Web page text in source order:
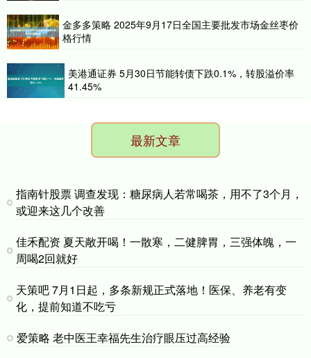
金多多策略 2025年9月17日全国主要批发市场金丝枣价
格行情
美港通证券 5月30日节能转债下跌0.1%，转股溢价率
41.45%
最新文章
指南针股票 调查发现：糖尿病人若常喝茶，用不了3个月，
或迎来这几个改善
佳禾配资 夏天敞开喝！一散寒，二健脾胃，三强体魄，一
周喝2回就好
天策吧 7月1日起，多条新规正式落地！医保、养老有变
化，提前知道不吃亏
爱策略 老中医王幸福先生治疗眼压过高经验